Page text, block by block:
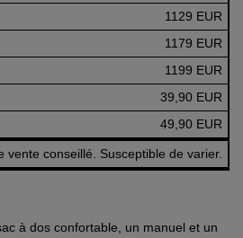
1129 EUR
1179 EUR
1199 EUR
39,90 EUR
49,90 EUR
vente conseillé. Susceptible de varier.
à dos confortable, un manuel et un